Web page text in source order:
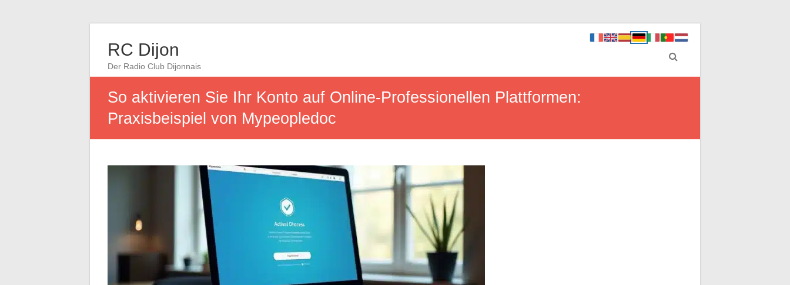
RC Dijon
Der Radio Club Dijonnais
So aktivieren Sie Ihr Konto auf Online-Professionellen Plattformen:
Praxisbeispiel von Mypeopledoc